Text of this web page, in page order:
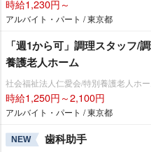
時給1,230円～
アルバイト・パート / 東京都
「週1から可」調理スタッフ/
養護老人ホーム
社会福祉法人仁愛会/特別養護老人ホ
時給1,250円～2,100円
アルバイト・パート / 東京都
NEW 歯科助手